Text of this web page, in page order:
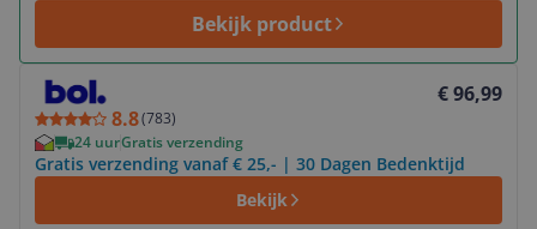
Bekijk product
8.8(783)
€ 96,99
24 uurGratis verzending
Gratis verzending vanaf € 25,- | 30 Dagen Bedenktijd
Bekijk
Bekijk product